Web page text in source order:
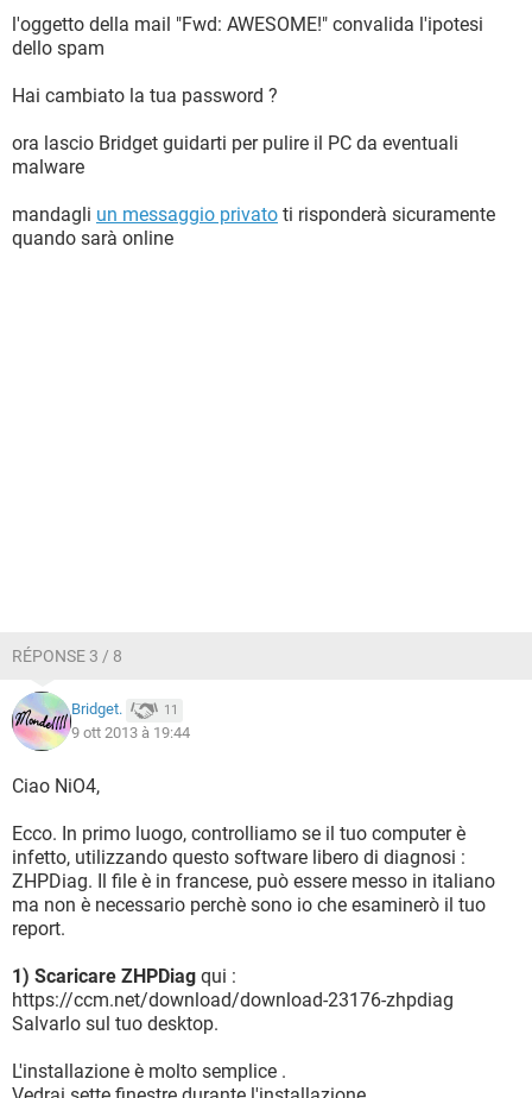
l'oggetto della mail "Fwd: AWESOME!" convalida l'ipotesi
dello spam
Hai cambiato la tua password ?
ora lascio Bridget guidarti per pulire il PC da eventuali
malware
mandagli un messaggio privato ti risponderà sicuramente
quando sarà online
RÉPONSE 3 / 8
Bridget. 11
9 ott 2013 à 19:44
Ciao NiO4,
Ecco. In primo luogo, controlliamo se il tuo computer è
infetto, utilizzando questo software libero di diagnosi :
ZHPDiag. Il file è in francese, può essere messo in italiano
ma non è necessario perchè sono io che esaminerò il tuo
report.
1) Scaricare ZHPDiag qui :
https://ccm.net/download/download-23176-zhpdiag
Salvarlo sul tuo desktop.
L'installazione è molto semplice .